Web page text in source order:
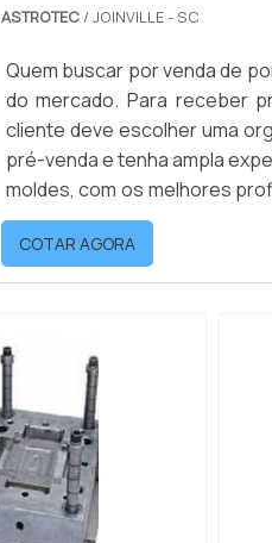
ASTROTEC / JOINVILLE - SC
Quem buscar por venda de
do mercado. Para receber
cliente deve escolher uma
pré-venda e tenha ampla
moldes, com os melhores
qualidade e
S...
COTAR AGORA